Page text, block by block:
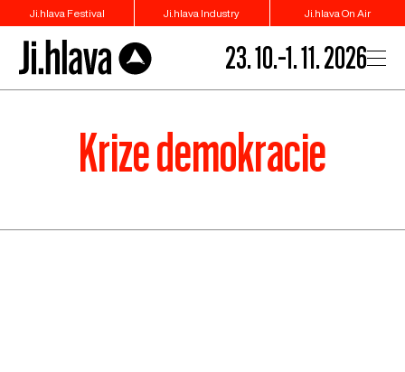
Ji.hlava Festival Ji.hlava Industry Ji.hlava On Air
23. 10.–1. 11. 2026
Krize demokracie